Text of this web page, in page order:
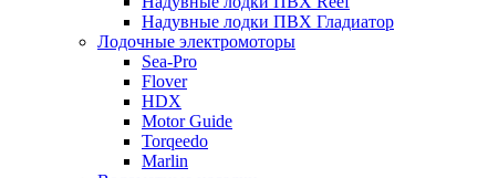
Надувные лодки ПВХ Гладиатор
Лодочные электромоторы
Sea-Pro
Flover
HDX
Motor Guide
Torqeedo
Marlin